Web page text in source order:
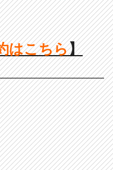
はこちら】